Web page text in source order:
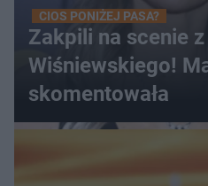
CIOS PONIŻEJ PASA?
Zakpili na scenie
Wiśniewskiego!
skomentowała